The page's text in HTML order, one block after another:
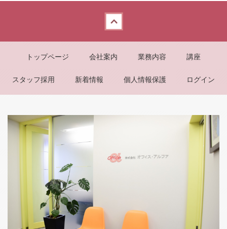
トップページ 会社案内 業務内容 講座
スタッフ採用 新着情報 個人情報保護 ログイン